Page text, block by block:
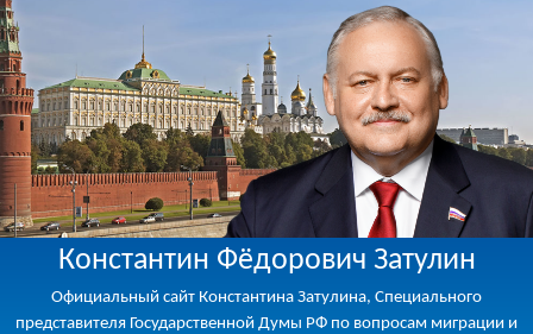
Константин Фёдорович Затулин
Официальный сайт Константина Затулина, Специального
представителя Государственной Думы РФ по вопросам миграции и